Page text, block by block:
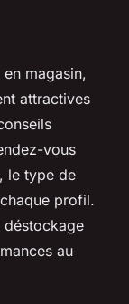
magasin,
attractives
vous
le type de
profil.
déstockage
au